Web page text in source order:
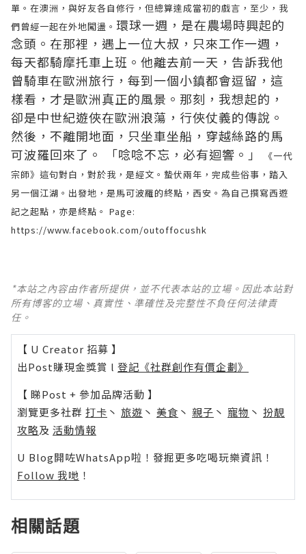
單。在澳洲，與好友各自修行，但總算達成當初的戲言，至少，我
們曾經一起在外地闖盪。 環球一週，是在農場時興起的
念頭。在那裡，遇上一位大叔，只來工作一週，
每天都騎摩托車上班。他離去前一天，告訴我他
曾騎車在歐洲旅行，每到一個小鎮都會逗留，這
樣看，才是歐洲真正的風景。那刻，我想起的，
卻是中世紀遊俠在歐洲浪蕩，行俠仗義的傳說。
然後，不離開地面，只坐車坐船，穿越絲路的馬
可波羅回來了。 「唸唸不忘，必有迴響。」
《一代
宗師》這句對白，對於我，是經文。蟄伏兩年，完成些俗事，踏入
另一個江湖。出發地，是馬可波羅的終點，西安。為自己撰寫西遊
記之起點，亦是終點。 Page:
https://www.facebook.com/outoffocushk
*本站之內容由作者所提供，並不代表本站的立場。因此本站對
所有博客的立場、真實性、準確性及完整性不負任何法律責
任。
【 U Creator 招募 】
出Post賺現金獎賞 l 登記《社群創作有價企劃》
【 睇Post + 參加品牌活動 】
瀏覽更多社群 打卡 丶 旅遊 丶 美食 丶 親子 丶 寵物 丶 扮靚
攻略及 活動情報
U Blog開咗WhatsApp啦！發掘更多吃喝玩樂資訊！
Follow 我哋 ！
相關話題